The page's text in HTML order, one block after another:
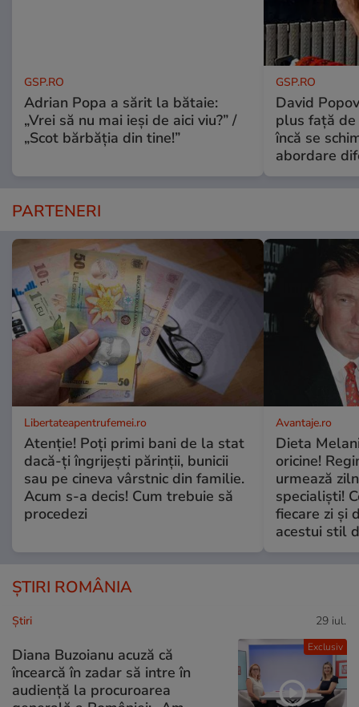
GSP.RO
Adrian Popa a sărit la bătaie:
„Vrei să nu mai ieși de aici viu?” /
„Scot bărbăția din tine!”
GSP.RO
David
plus față de
încă se
abordare
PARTENERI
Libertateapentrufemei.ro
Atenție! Poți primi bani de la stat
dacă-ți îngrijești părinții, bunicii
sau pe cineva vârstnic din familie.
Acum s-a decis! Cum trebuie să
procedezi
Avantaje.ro
Dieta
oricine!
urmează
specialiști!
fiecare zi și
acestui stil
ȘTIRI ROMÂNIA
Exclusiv
Ştiri 29 iul.
Diana Buzoianu acuză că
încearcă în zadar să intre în
audiență la procuroarea